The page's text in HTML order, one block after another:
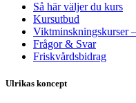
Så här väljer du kurs
Kursutbud
Viktminskningskurser
Frågor & Svar
Friskvårdsbidrag
Ulrikas koncept